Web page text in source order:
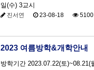
일(수) 3교시
진서연 23-08-18 5100
2023 여름방학&개학안내